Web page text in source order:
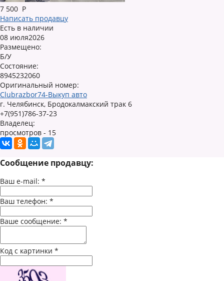
7 500 Р
Написать продавцу
Есть в наличии
08 июля2026
Размещено:
Б/У
Состояние:
8945232060
Оригинальный номер:
Clubrazbor74-Выкуп авто
г. Челябинск, Бродокалмакский трак 6
+7(951)786-37-23
Владелец:
просмотров - 15
Сообщение продавцу:
Ваш e-mail: *
Ваш телефон: *
Ваше сообщение: *
Код с картинки *